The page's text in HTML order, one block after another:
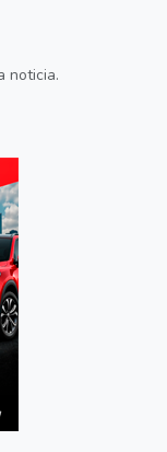
noticia.